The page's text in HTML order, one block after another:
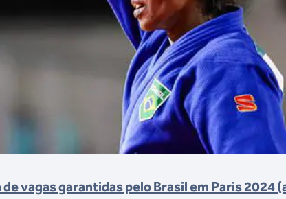
vagas garantidas pelo Brasil em Paris 2024